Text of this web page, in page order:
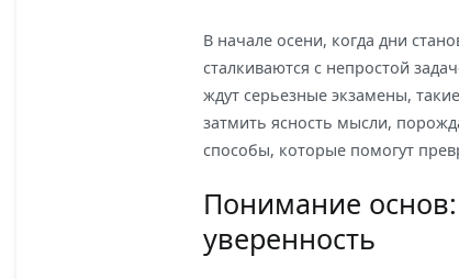
В начале осени, когда дни
сталкиваются с непростой
ждут серьезные экзамены,
затмить ясность мысли,
способы, которые помогут
Понимание
уверенность